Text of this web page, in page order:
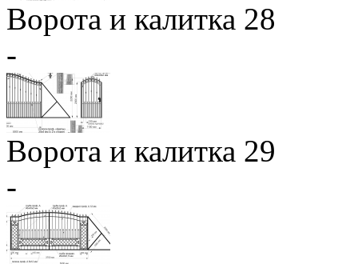
Ворота и калитка 28
-
Ворота и калитка 29
-